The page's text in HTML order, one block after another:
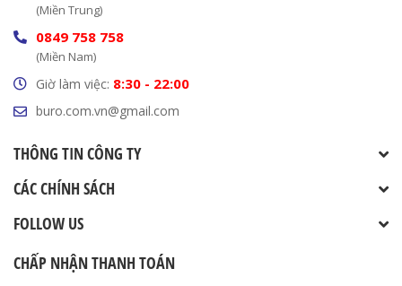
(Miền Trung)
0849 758 758
(Miền Nam)
Giờ làm việc: 8:30 - 22:00
buro.com.vn@gmail.com
THÔNG TIN CÔNG TY
CÁC CHÍNH SÁCH
FOLLOW US
CHẤP NHẬN THANH TOÁN